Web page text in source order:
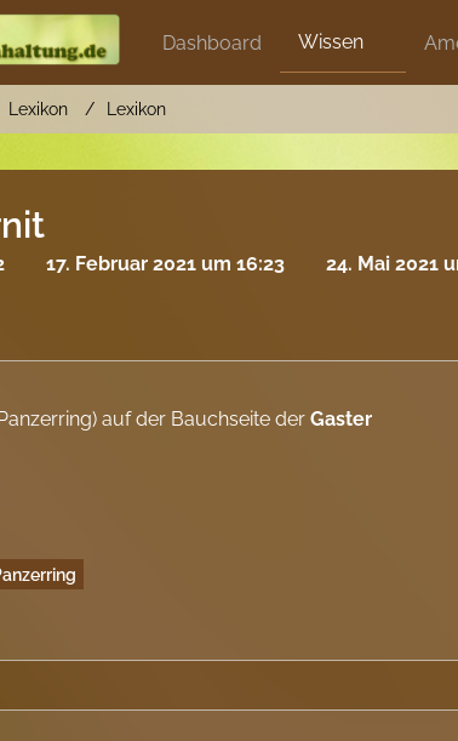
Dashboard Wissen
Lexikon Lexikon
17. Februar 2021 um 16:23 24. Mai 2021
auf der Bauchseite derGaster